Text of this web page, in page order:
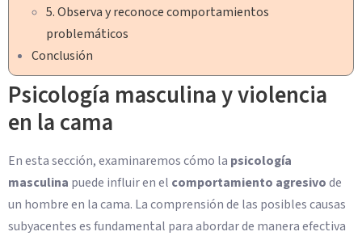
5. Observa y reconoce comportamientos
problemáticos
Conclusión
Psicología masculina y violencia
en la cama
En esta sección, examinaremos cómo la psicología
masculina puede influir en el comportamiento agresivode
un hombre en la cama. La comprensión de las posibles causas
subyacentes es fundamental para abordar de manera efectiva